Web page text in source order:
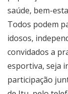
saúde, bem-
Todos podem
idosos,
convidados a
esportiva, seja
participação